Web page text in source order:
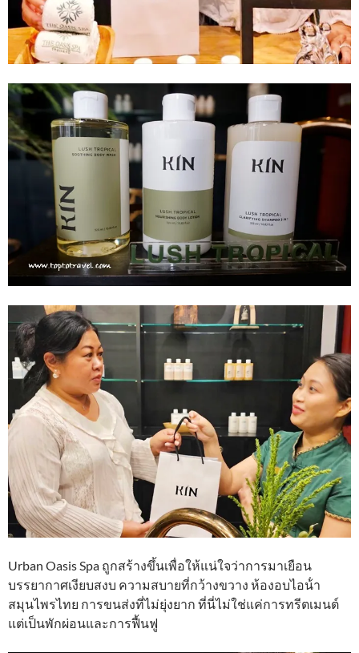
Urban Oasis Spa ถูกสร้างขึ้นเพื่อให้แน่ใจว่าการมาเยือน
บรรยากาศเงียบสงบ ความสบายที่กว้างขวาง ห้องอบไอน้ํา
สมุนไพรไทย การขนส่งที่ไม่ยุ่งยาก ที่นี่ไม่ใช่แค่การทรีตเมนต์
แต่เป็นพักผ่อนและการฟื้นฟู